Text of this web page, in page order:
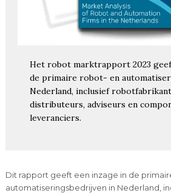
Het robot marktrapport 2023
de primaire robot- en
Nederland, inclusief
distributeurs, adviseurs en
leveranciers.
Dit rapport geeft een inzage in de
automatiseringsbedrijven in Nederland,